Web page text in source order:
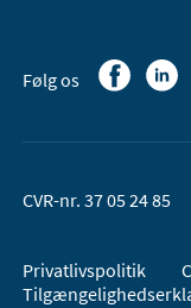
Følg os
CVR-nr. 37 05 24 85
Privatlivspolitik